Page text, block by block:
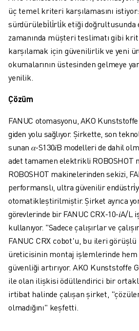
ENDÜSTRILER IÇIN ÇÖZÜMLER
EĞITIM IÇIN ÇÖZÜMLER
WORLDSKILLS & GENÇ YETENEKLER
HABERLER & MEDYA
ETKINLIKLER
EĞITIM ETKINLIKLERI
FANUC HAKKINDA
AVRUPA'DA FANUC
LOKASYONLARIMIZ
SÜRDÜRÜLEBILIRLIK
KARIYER
FANUC ILE GELECEĞINIZI ŞEKILLENDIRIN
BIZE KATILIN » KARIYER PORTALI
İLETIŞIM
İLETIŞIM
LOKASYONLAR
KÜNYE
üç temel kriteri karşılamasını
sürdürülebi̇li̇rli̇k etiği doğrultusunda
zamanında müşteri teslimatı gibi
karşılamak için güvenilirlik ve yeni
okumalarının üstesinden gelmeye
yenilik.
Çözüm
FANUC otomasyonu, AKO
giden yolu sağlıyor. Şirkette, son
sunan 𝛼-S130𝑖B modelleri de dahil
adet tamamen elektrikli ROBOSHOT
ROBOSHOT makinelerinden sekizi,
performanslı, ultra güvenilir
otomatikleştirilmiştir. Şirket ayrıca
görevlerinde bir FANUC CRX-10-𝑖A/L
kullanıyor. "Sadece çalışırlar ve
FANUC CRX cobot'u, bu ileri
üreticisinin montaj işlemlerinde
güvenliği artırıyor. AKO Kunststoffe
ile olan ilişkisi ödüllendirici bir
irtibat halinde çalışan şirket,
olmadığını" keşfetti.